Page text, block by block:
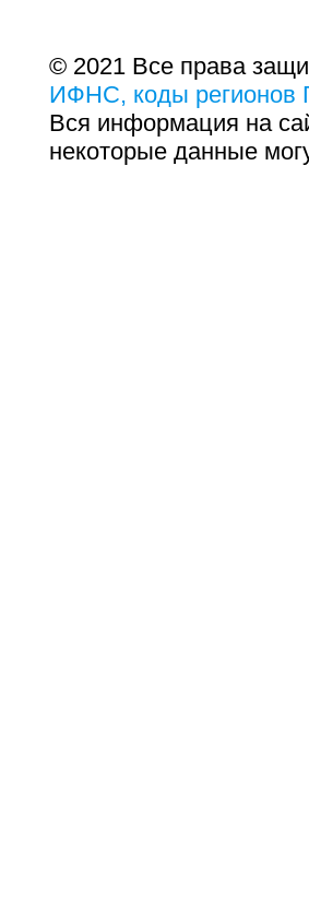
© 2021 Все права
ИФНС, коды регионов
Вся информация на
некоторые данные